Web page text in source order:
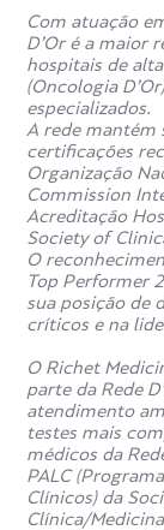
Com atuação
D’Or é a maior
hospitais de
(Oncologia
especializados.
A rede mantém
certificações
Organização
Commission
Acreditação
Society of
O
Top Performer
sua posição de
críticos e na
O Richet
parte da Rede
atendimento
testes mais
médicos da
PALC
Clínicos) da
Clínica/